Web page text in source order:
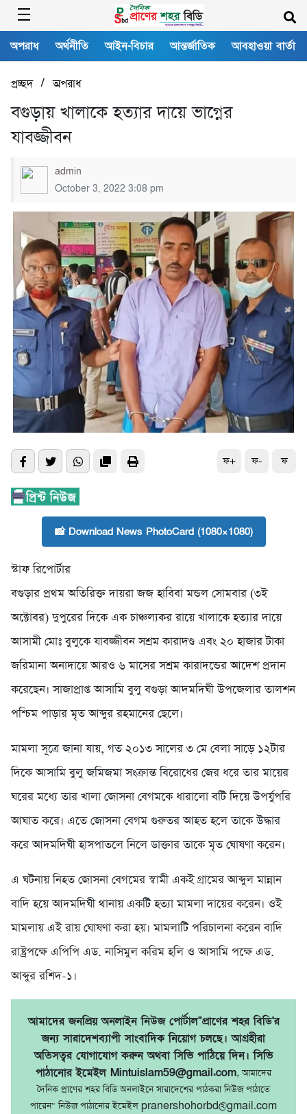
অপরাধ অর্থনীতি আইন-বিচার আন্তর্জাতিক আবহাওয়া বার্তা
প্রচ্ছদ/অপরাধ
বগুড়ায় খালাকে হত্যার দায়ে ভাগ্নের
যাবজ্জীবন
admin
October 3, 2022 3:08 pm
ফ+ ফ- ফ
📸 Download News PhotoCard (1080×1080)
স্টাফ রিপোর্টার
বগুড়ার প্রথম অতিরিক্ত দায়রা জজ হাবিবা মন্ডল সোমবার (৩ই
অক্টোবর) দুপুরের দিকে এক চাঞ্চল্যকর রায়ে খালাকে হত্যার দায়ে
আসামী মোঃ বুলুকে যাবজ্জীবন সশ্রম কারাদণ্ড এবং ২০ হাজার টাকা
জরিমানা অনাদায়ে আরও ৬ মাসের সশ্রম কারাদন্ডের আদেশ প্রদান
করেছেন। সাজাপ্রাপ্ত আসামি বুলু বগুড়া আদমদিঘী উপজেলার তালশন
পশ্চিম পাড়ার মৃত আব্দুর রহমানের ছেলে।
মামলা সূত্রে জানা যায়, গত ২০১৩ সালের ৩ মে বেলা সাড়ে ১২টার
দিকে আসামি বুলু জমিজমা সংক্রান্ত বিরোধের জের ধরে তার মায়ের
ঘরের মধ্যে তার খালা জোসনা বেগমকে ধারালো বটি দিয়ে উপর্যুপরি
আঘাত করে। এতে জোসনা বেগম গুরুতর আহত হলে তাকে উদ্ধার
করে আদমদিঘী হাসপাতলে নিলে ডাক্তার তাকে মৃত ঘোষণা করেন।
এ ঘটনায় নিহত জোসনা বেগমের স্বামী একই গ্রামের আব্দুল মান্নান
বাদি হয়ে আদমদিঘী থানায় একটি হত্যা মামলা দায়ের করেন। ওই
মামলায় এই রায় ঘোষণা করা হয়। মামলাটি পরিচালনা করেন বাদি
রাষ্ট্রপক্ষে এপিপি এড. নাসিমুল করিম হলি ও আসামি পক্ষে এড.
আব্দুর রশিদ-১।
আমাদের জনপ্রিয় অনলাইন নিউজ পোর্টাল"প্রাণের শহর বিডি'র
জন্য সারাদেশব্যাপী সাংবাদিক নিয়োগ চলছে। আগ্রহীরা
অতিসত্বর যোগাযোগ করুন অথবা সিভি পাঠিয়ে দিন। সিভি
পাঠানোর ইমেইল Mintuislam59@gmail.com, আমাদের
দৈনিক প্রাণের শহর বিডি অনলাইনে সারাদেশের পাঠকরা নিউজ পাঠাতে
পারেন" নিউজ পাঠানোর ইমেইল pranershohorbd@gmail.com